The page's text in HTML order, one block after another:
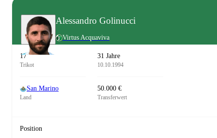
Alessandro Golinucci
Virtus Acquaviva
17
Trikot
31 Jahre
10.10.1994
San Marino
Land
50.000 €
Transferwert
Position